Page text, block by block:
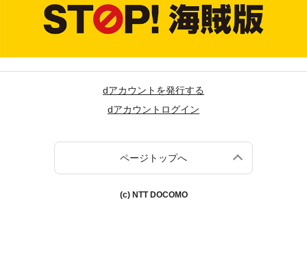
dアカウントを発行する
dアカウントログイン
ページトップへ
(c) NTT DOCOMO